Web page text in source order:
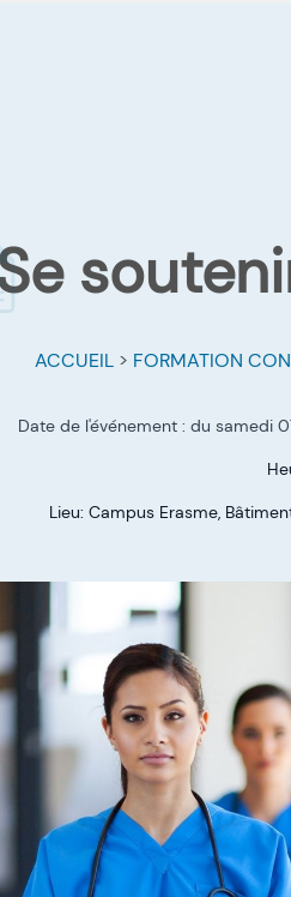
ACCUEIL > FORMATION
Date de l'événement : du samedi
Lieu: Campus Erasme,